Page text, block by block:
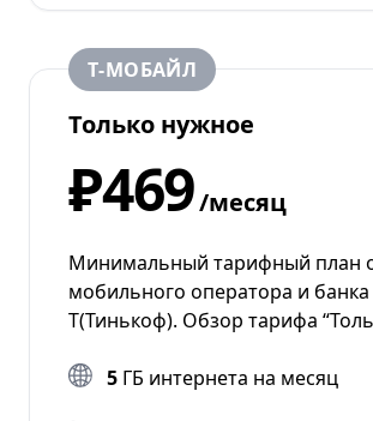
Т‑МОБАЙЛ
Только нужное
₽469/месяц
Минимальный тарифный план
мобильного оператора и банка
Т(Тинькоф). Обзор тарифа
5 ГБ интернета на месяц